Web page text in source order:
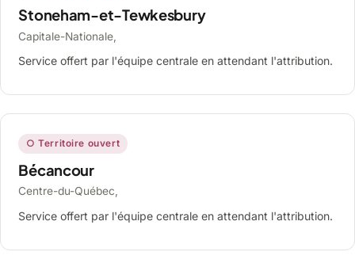
Stoneham-et-Tewkesbury
Capitale-Nationale,
Service offert par l'équipe centrale en attendant l'attribution.
○ Territoire ouvert
Bécancour
Centre-du-Québec,
Service offert par l'équipe centrale en attendant l'attribution.